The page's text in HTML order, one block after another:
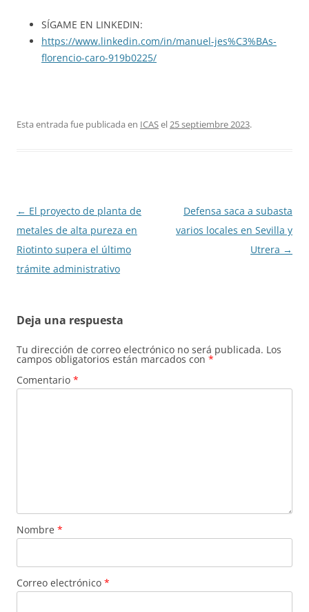
SÍGAME EN LINKEDIN:
https://www.linkedin.com/in/manuel-jes%C3%BAs-
florencio-caro-919b0225/
Esta entrada fue publicada en ICASel 25 septiembre 2023.
Navegación
de
entradas
← El proyecto de planta de
metales de alta pureza en
Riotinto supera el último
trámite administrativo
Defensa saca a subasta
varios locales en Sevilla y
Utrera →
Deja una respuesta
Tu dirección de correo electrónico no será publicada. Los
campos obligatorios están marcados con *
Comentario *
Nombre *
Correo electrónico *